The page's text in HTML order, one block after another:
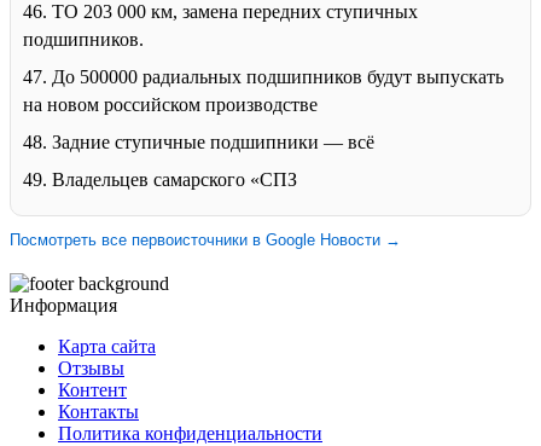
46. ТО 203 000 км, замена передних ступичных
подшипников.
47. До 500000 радиальных подшипников будут выпускать
на новом российском производстве
48. Задние ступичные подшипники — всё
49. Владельцев самарского «СПЗ
Посмотреть все первоисточники в Google Новости →
Информация
Карта сайта
Отзывы
Контент
Контакты
Политика конфиденциальности